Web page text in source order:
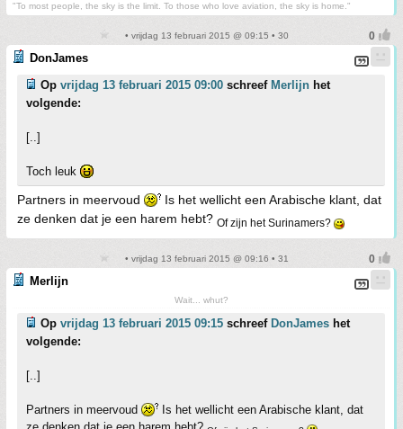
"To most people, the sky is the limit. To those who love aviation, the sky is home."
• vrijdag 13 februari 2015 @ 09:15 • 30
DonJames
Op vrijdag 13 februari 2015 09:00 schreef Merlijn het
volgende:
[..]
Toch leuk
Partners in meervoud
Is het wellicht een Arabische klant, dat
ze denken dat je een harem hebt? Of zijn het Surinamers?
• vrijdag 13 februari 2015 @ 09:16 • 31
Merlijn
Wait... whut?
Op vrijdag 13 februari 2015 09:15 schreef DonJames het
volgende:
[..]
Partners in meervoud
Is het wellicht een Arabische klant, dat